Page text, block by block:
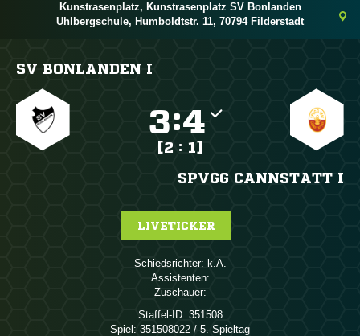
Kunstrasenplatz, Kunstrasenplatz SV Bonlanden
Uhlbergschule, Humboldtstr. 11, 70794 Filderstadt
SV BONLANDEN I
:
[2 : 1]
SPVGG CANNSTATT I
LIVETICKER
Schiedsrichter: 
Assistenten:
Zuschauer:
Staffel-ID: 351508
Spiel: 351508022 / 5. Spieltag